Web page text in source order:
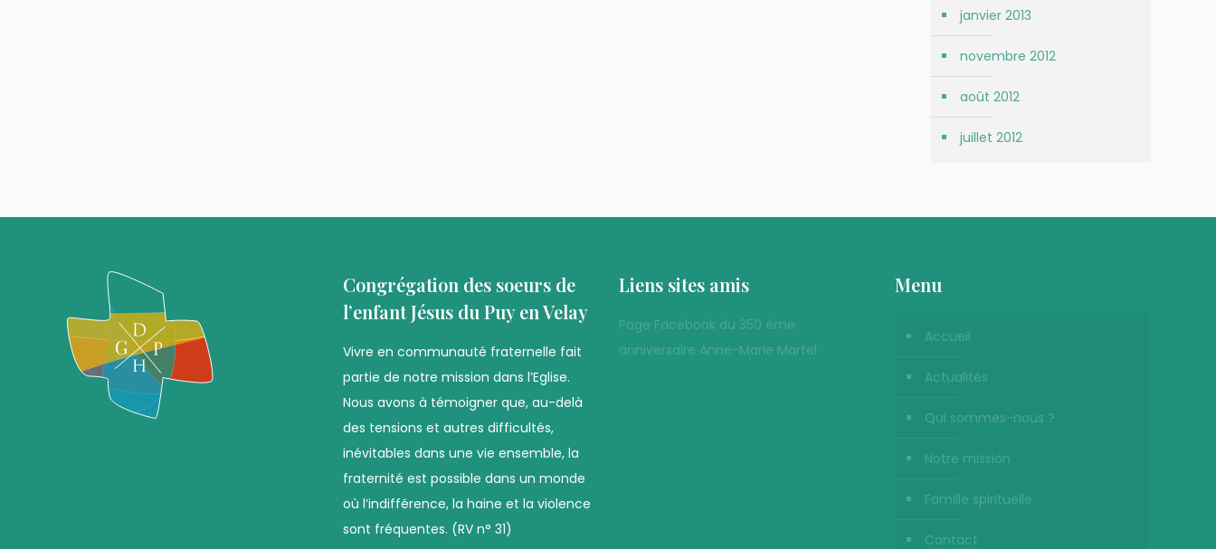
janvier 2013
novembre 2012
août 2012
juillet 2012
Congrégation des soeurs de
l’enfant Jésus du Puy en Velay
Vivre en communauté fraternelle fait
partie de notre mission dans l’Eglise.
Nous avons à témoigner que, au-delà
des tensions et autres difficultés,
inévitables dans une vie ensemble, la
fraternité est possible dans un monde
où l’indifférence, la haine et la violence
sont fréquentes. (RV n° 31)
Liens sites amis
Page Facebook du 350 ème
anniversaire Anne-Marie Martel
Menu
Accueil
Actualités
Qui sommes-nous ?
Notre mission
Famille spirituelle
Contact